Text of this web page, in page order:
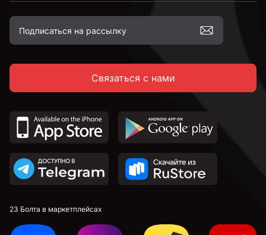
Связаться с нами
23 Болта в маркетплейсах